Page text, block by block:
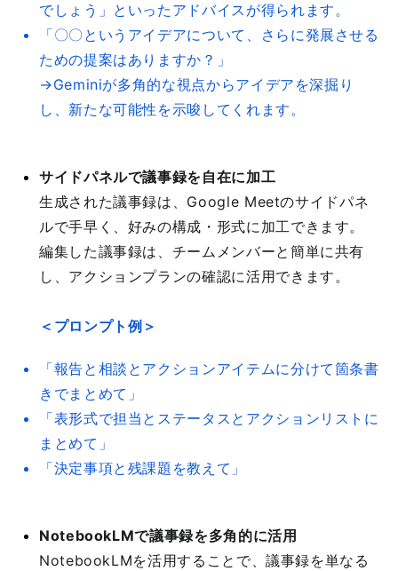
でしょう」といったアドバイスが得られます。
「〇〇というアイデアについて、さらに発展させる
ための提案はありますか？」
→Geminiが多角的な視点からアイデアを深掘り
し、新たな可能性を示唆してくれます。
サイドパネルで議事録を自在に加工
生成された議事録は、Google Meetのサイドパネ
ルで手早く、好みの構成・形式に加工できます。
編集した議事録は、チームメンバーと簡単に共有
し、アクションプランの確認に活用できます。
＜プロンプト例＞
「報告と相談とアクションアイテムに分けて箇条書
きでまとめて」
「表形式で担当とステータスとアクションリストに
まとめて」
「決定事項と残課題を教えて」
NotebookLMで議事録を多角的に活用
NotebookLMを活用することで、議事録を単なる